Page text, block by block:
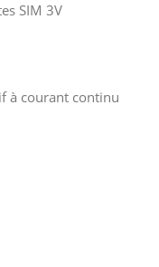
SIM 3V
à courant continu